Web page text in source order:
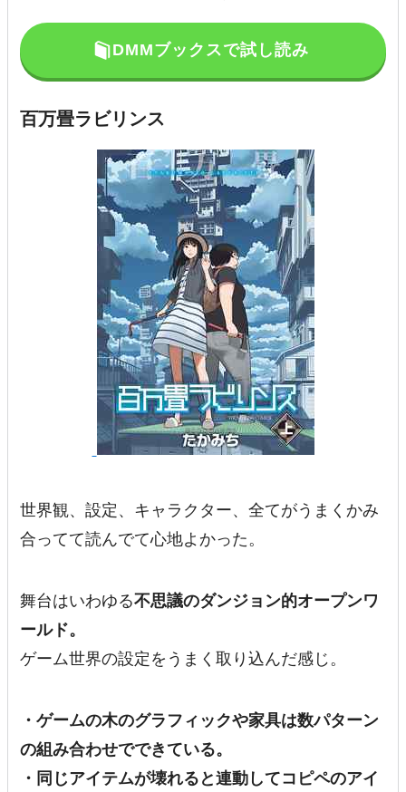
DMMブックスで試し読み
百万畳ラビリンス
世界観、設定、キャラクター、全てがうまくかみ
合ってて読んでて心地よかった。
舞台はいわゆる不思議のダンジョン的オープンワ
ールド。
ゲーム世界の設定をうまく取り込んだ感じ。
・ゲームの木のグラフィックや家具は数パターン
の組み合わせでできている。
・同じアイテムが壊れると連動してコピペのアイ